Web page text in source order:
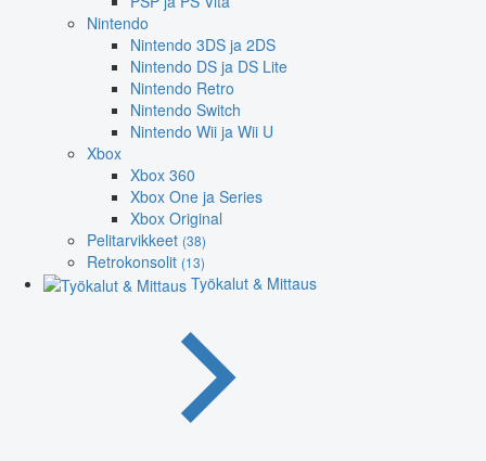
Nintendo
Nintendo 3DS ja 2DS
Nintendo DS ja DS Lite
Nintendo Retro
Nintendo Switch
Nintendo Wii ja Wii U
Xbox
Xbox 360
Xbox One ja Series
Xbox Original
Pelitarvikkeet (38)
Retrokonsolit (13)
Työkalut & Mittaus